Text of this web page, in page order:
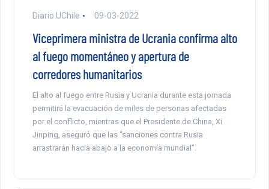
Diario UChile 09-03-2022
Viceprimera ministra de Ucrania confirma alto
al fuego momentáneo y apertura de
corredores humanitarios
El alto al fuego entre Rusia y Ucrania durante esta jornada
permitirá la evacuación de miles de personas afectadas
por el conflicto, mientras que el Presidente de China, Xi
Jinping, aseguró que las “sanciones contra Rusia
arrastrarán hacia abajo a la economía mundial”.